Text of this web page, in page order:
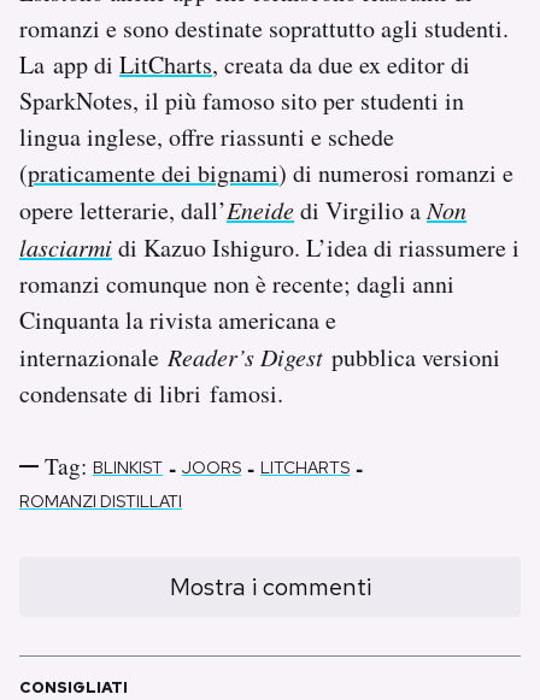
romanzi e sono destinate soprattutto agli studenti.
La app di LitCharts, creata da due ex editor di
SparkNotes, il più famoso sito per studenti in
lingua inglese, offre riassunti e schede
(praticamente dei bignami) di numerosi romanzi e
opere letterarie, dall’Eneidedi Virgilio aNon
lasciarmidi Kazuo Ishiguro. L’idea di riassumere i
romanzi comunque non è recente; dagli anni
Cinquanta la rivista americana e
internazionale Reader’s Digest pubblica versioni
condensate di libri famosi.
Tag: BLINKIST - JOORS - LITCHARTS -
ROMANZI DISTILLATI
Mostra i commenti
CONSIGLIATI